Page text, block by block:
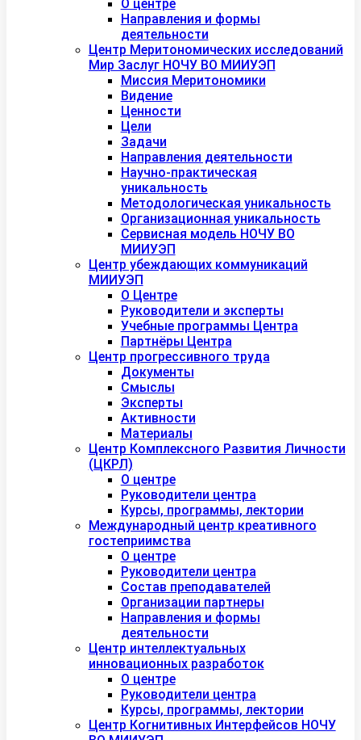
О центре
Направления и формы
деятельности
Центр Меритономических исследований
Мир Заслуг НОЧУ ВО МИИУЭП
Миссия Меритономики
Видение
Ценности
Цели
Задачи
Направления деятельности
Научно-практическая
уникальность
Методологическая уникальность
Организационная уникальность
Сервисная модель НОЧУ ВО
МИИУЭП
Центр убеждающих коммуникаций
МИИУЭП
О Центре
Руководители и эксперты
Учебные программы Центра
Партнёры Центра
Центр прогрессивного труда
Документы
Смыслы
Эксперты
Активности
Материалы
Центр Комплексного Развития Личности
(ЦКРЛ)
О центре
Руководители центра
Курсы, программы, лектории
Международный центр креативного
гостеприимства
О центре
Руководители центра
Состав преподавателей
Организации партнеры
Направления и формы
деятельности
Центр интеллектуальных
инновационных разработок
О центре
Руководители центра
Курсы, программы, лектории
Центр Когнитивных Интерфейсов НОЧУ